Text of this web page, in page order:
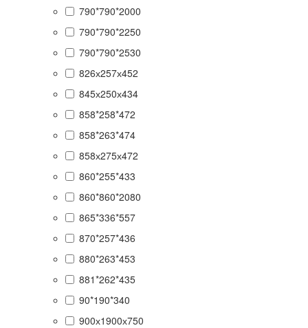
790*790*2000
790*790*2250
790*790*2530
826х257х452
845х250х434
858*258*472
858*263*474
858х275х472
860*255*433
860*860*2080
865*336*557
870*257*436
880*263*453
881*262*435
90*190*340
900х1900х750